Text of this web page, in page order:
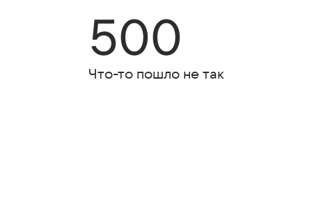
500
Что-то пошло не так